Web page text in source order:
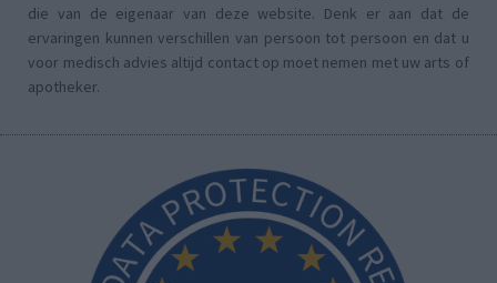
die van de eigenaar van deze website. Denk er aan dat de
ervaringen kunnen verschillen van persoon tot persoon en dat u
voor medisch advies altijd contact op moet nemen met uw arts of
apotheker.